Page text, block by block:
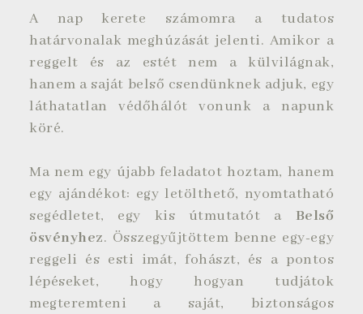
A nap kerete számomra a tudatos
határvonalak meghúzását jelenti. Amikor a
reggelt és az estét nem a külvilágnak,
hanem a saját belső csendünknek adjuk, egy
láthatatlan védőhálót vonunk a napunk
köré.
Ma nem egy újabb feladatot hoztam, hanem
egy ajándékot: egy letölthető, nyomtatható
segédletet, egy kis útmutatót a Belső
ösvényhez. Összegyűjtöttem benne egy-egy
reggeli és esti imát, fohászt, és a pontos
lépéseket, hogy hogyan tudjátok
megteremteni a saját, biztonságos